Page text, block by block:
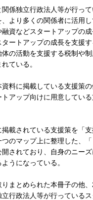
係独立行政法人等が行っ
より多くの関係者に活用
融資などスタートアップの
タートアップの成長を支援
の活動を支援する税制や
ている。
料に掲載している支援策
アップ向けに用意してい
載されている支援策を「
のマップ上に整理した、
されており、自身のニー
うになっている。
まとめられた本冊子の他
立行政法人等が行っている